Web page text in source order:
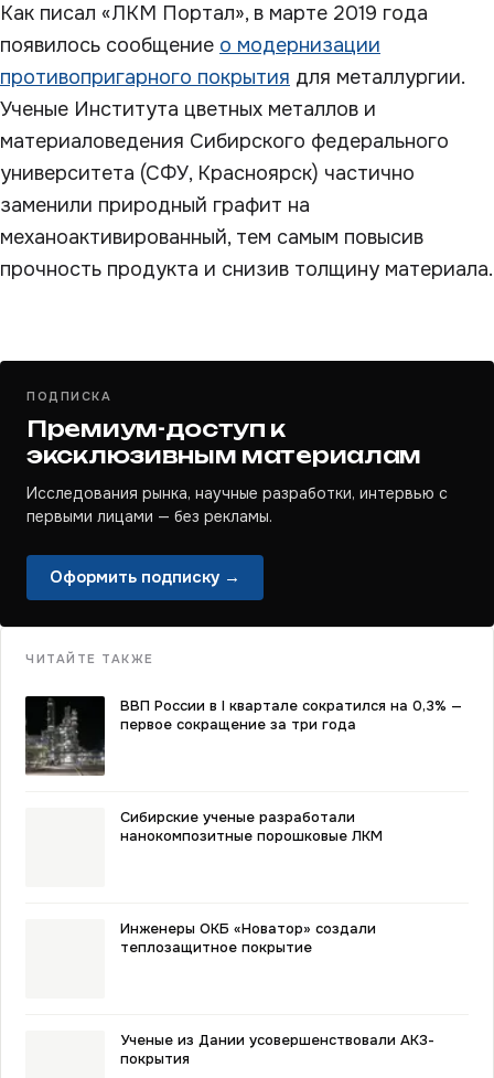
Как писал «ЛКМ Портал», в марте 2019 года
появилось сообщение о модернизации
противопригарного покрытия для металлургии.
Ученые Института цветных металлов и
материаловедения Сибирского федерального
университета (СФУ, Красноярск) частично
заменили природный графит на
механоактивированный, тем самым повысив
прочность продукта и снизив толщину материала.
ПОДПИСКА
Премиум-доступ к
эксклюзивным материалам
Исследования рынка, научные разработки, интервью с
первыми лицами — без рекламы.
Оформить подписку →
ЧИТАЙТЕ ТАКЖЕ
ВВП России в I квартале сократился на 0,3% —
первое сокращение за три года
Сибирские ученые разработали
нанокомпозитные порошковые ЛКМ
Инженеры ОКБ «Новатор» создали
теплозащитное покрытие
Ученые из Дании усовершенствовали АКЗ-
покрытия